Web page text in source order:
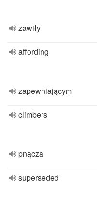
zawiły
affording
zapewniającym
climbers
pnącza
superseded